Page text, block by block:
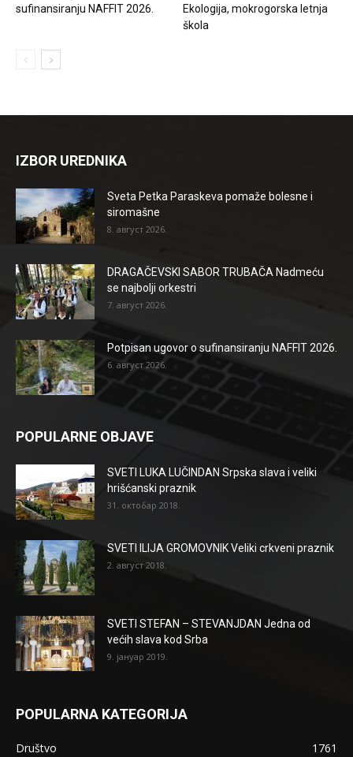
sufinansiranju NAFFIT 2026.
Ekologija, mokrogorska letnja
škola
IZBOR UREDNIKA
Sveta Petka Paraskeva pomaže bolesne i
siromašne
8. август 2026.
DRAGAČEVSKI SABOR TRUBAČA Nadmeću
se najbolji orkestri
7. август 2026.
Potpisan ugovor o sufinansiranju NAFFIT 2026.
6. август 2026.
POPULARNE OBJAVE
SVETI LUKA LUČINDAN Srpska slava i veliki
hrišćanski praznik
31. октобар 2018.
SVETI ILIJA GROMOVNIK Veliki crkveni praznik
2. август 2018.
SVETI STEFAN – STEVANJDAN Jedna od
većih slava kod Srba
9. јануар 2019.
POPULARNA KATEGORIJA
Društvo
1761